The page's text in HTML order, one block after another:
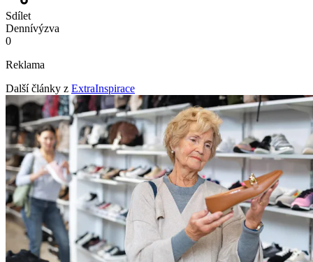
Sdílet
Dennívýzva
0
Reklama
Další články z ExtraInspirace